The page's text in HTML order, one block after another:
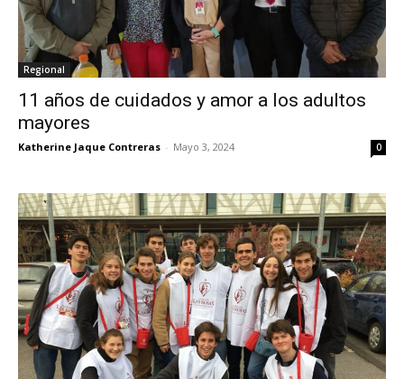
Regional
11 años de cuidados y amor a los adultos
mayores
Katherine Jaque Contreras - Mayo 3, 2024 0